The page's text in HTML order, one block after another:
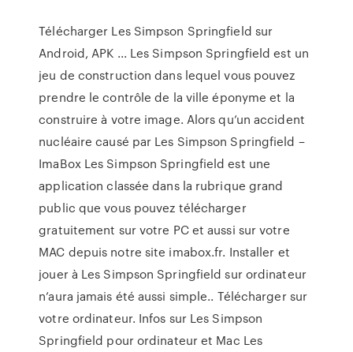
Télécharger Les Simpson Springfield sur
Android, APK ... Les Simpson Springfield est un
jeu de construction dans lequel vous pouvez
prendre le contrôle de la ville éponyme et la
construire à votre image. Alors qu’un accident
nucléaire causé par Les Simpson Springfield –
ImaBox Les Simpson Springfield est une
application classée dans la rubrique grand
public que vous pouvez télécharger
gratuitement sur votre PC et aussi sur votre
MAC depuis notre site imabox.fr. Installer et
jouer à Les Simpson Springfield sur ordinateur
n’aura jamais été aussi simple.. Télécharger sur
votre ordinateur. Infos sur Les Simpson
Springfield pour ordinateur et Mac ‎Les